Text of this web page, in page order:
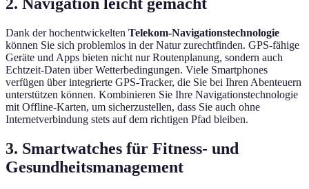
Dank der hochentwickelten Telekom-Navigationstechnologie
können Sie sich problemlos in der Natur zurechtfinden. GPS-fähige
Geräte und Apps bieten nicht nur Routenplanung, sondern auch
Echtzeit-Daten über Wetterbedingungen. Viele Smartphones
verfügen über integrierte GPS-Tracker, die Sie bei Ihren Abenteuern
unterstützen können. Kombinieren Sie Ihre Navigationstechnologie
mit Offline-Karten, um sicherzustellen, dass Sie auch ohne
Internetverbindung stets auf dem richtigen Pfad bleiben.
3. Smartwatches für Fitness- und
Gesundheitsmanagement